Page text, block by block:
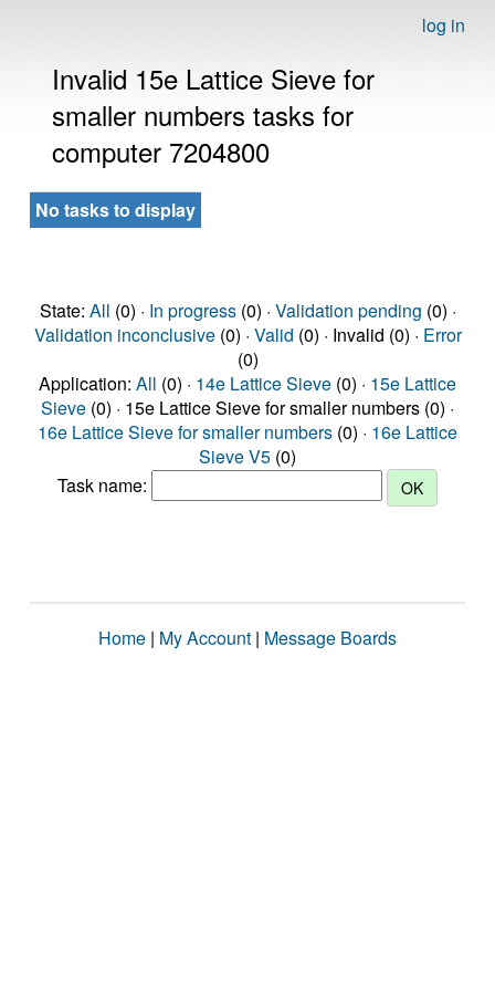
log in
Invalid 15e Lattice Sieve for
smaller numbers tasks for
computer 7204800
No tasks to display
State: All (0) · In progress(0) · Validation pending (0) ·
Validation inconclusive(0) · Valid (0) · Invalid (0) · Error
(0)
Application: All (0) · 14e Lattice Sieve (0) · 15e Lattice
Sieve (0) · 15e Lattice Sieve for smaller numbers (0) ·
16e Lattice Sieve for smaller numbers (0) · 16e Lattice
Sieve V5 (0)
Task name:
Home | My Account | Message Boards